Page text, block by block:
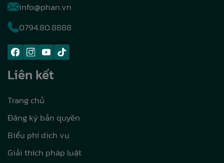
info@phan.vn
0794.80.8888
Liên kết
Trang chủ
Đăng ký bản quyền
Biểu phí dịch vụ
Giải thích pháp luật